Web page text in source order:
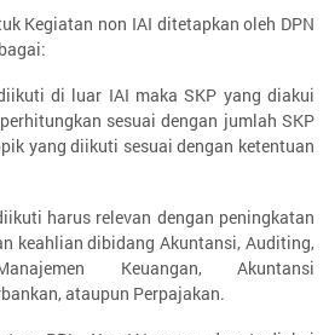
Kegiatan non IAI ditetapkan oleh DPN
di luar IAI maka SKP yang diakui
sesuai dengan jumlah SKP
yang diikuti sesuai dengan ketentuan
harus relevan dengan peningkatan
keahlian dibidang Akuntansi, Auditing,
Keuangan, Akuntansi
ataupun Perpajakan.